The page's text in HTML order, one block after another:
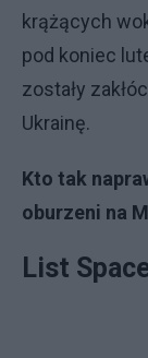
krążących
pod koniec
zostały
Ukrainę.
Kto tak
oburzeni na
List